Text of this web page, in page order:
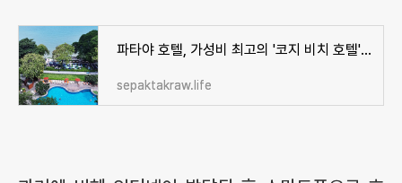
파타야 호텔, 가성비 최고의 '코지 비치 호텔' 강력 추천
sepaktakraw.life